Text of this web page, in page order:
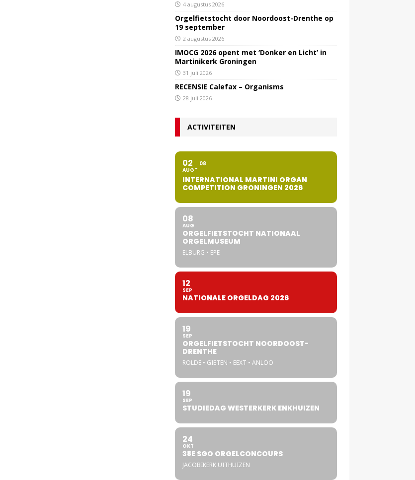
4 augustus 2026
Orgelfietstocht door Noordoost-Drenthe op
19 september
2 augustus 2026
IMOCG 2026 opent met ‘Donker en Licht’ in
Martinikerk Groningen
31 juli 2026
RECENSIE Calefax – Organisms
28 juli 2026
ACTIVITEITEN
02
AUG
08
INTERNATIONAL MARTINI ORGAN
COMPETITION GRONINGEN 2026
08
AUG
ORGELFIETSTOCHT NATIONAAL
ORGELMUSEUM
ELBURG • EPE
12
SEP
NATIONALE ORGELDAG 2026
19
SEP
ORGELFIETSTOCHT NOORDOOST-
DRENTHE
ROLDE • GIETEN • EEXT • ANLOO
19
SEP
STUDIEDAG WESTERKERK ENKHUIZEN
24
OKT
38E SGO ORGELCONCOURS
JACOBIKERK UITHUIZEN